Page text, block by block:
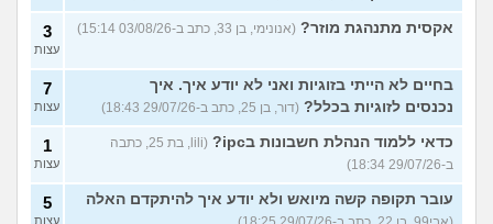
אקסית מתנהגת מוזר? (אנונימי, בן 33, כתב ב-03/08/26 15:14) 3
עצות
בחיים לא הייתי בזוגיות ואני לא יודע איך. איך
נכנסים לזוגיות בכלל? (דור, בן 25, כתב ב-29/07/26 18:43)
7
עצות
כדאי ללמוד הנהלת חשבונות בipc?
(lili, בת 25, כתבה
ב-29/07/26 18:34)
1
עצות
עובר תקופה קשה מיואש ולא יודע איך להיתקדם האלה 5
עצות